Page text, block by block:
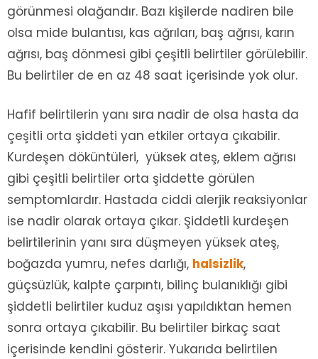
görünmesi olağandır. Bazı kişilerde nadiren bile
olsa mide bulantısı, kas ağrıları, baş ağrısı, karın
ağrısı, baş dönmesi gibi çeşitli belirtiler görülebilir.
Bu belirtiler de en az 48 saat içerisinde yok olur.
Hafif belirtilerin yanı sıra nadir de olsa hasta da
çeşitli orta şiddeti yan etkiler ortaya çıkabilir.
Kurdeşen döküntüleri, yüksek ateş, eklem ağrısı
gibi çeşitli belirtiler orta şiddette görülen
semptomlardır. Hastada ciddi alerjik reaksiyonlar
ise nadir olarak ortaya çıkar. Şiddetli kurdeşen
belirtilerinin yanı sıra düşmeyen yüksek ateş,
boğazda yumru, nefes darlığı, halsizlik,
güçsüzlük, kalpte çarpıntı, bilinç bulanıklığı gibi
şiddetli belirtiler kuduz aşısı yapıldıktan hemen
sonra ortaya çıkabilir. Bu belirtiler birkaç saat
içerisinde kendini gösterir. Yukarıda belirtilen